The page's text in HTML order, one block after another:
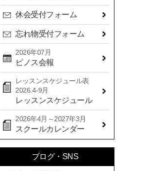
2024年09月(15)
2024年08月(21)
2024年07月(20)
2024年06月(29)
2024年05月(22)
2024年04月(20)
2024年03月(16)
2024年02月(7)
2024年01月(8)
2023年12月(14)
休会受付フォーム
忘れ物受付フォーム
2026年07月
ピノス会報
レッスンスケジュール表
2026.4-9月
レッスンスケジュール
2026年4月～2027年3月
スクールカレンダー
ブログ・SNS